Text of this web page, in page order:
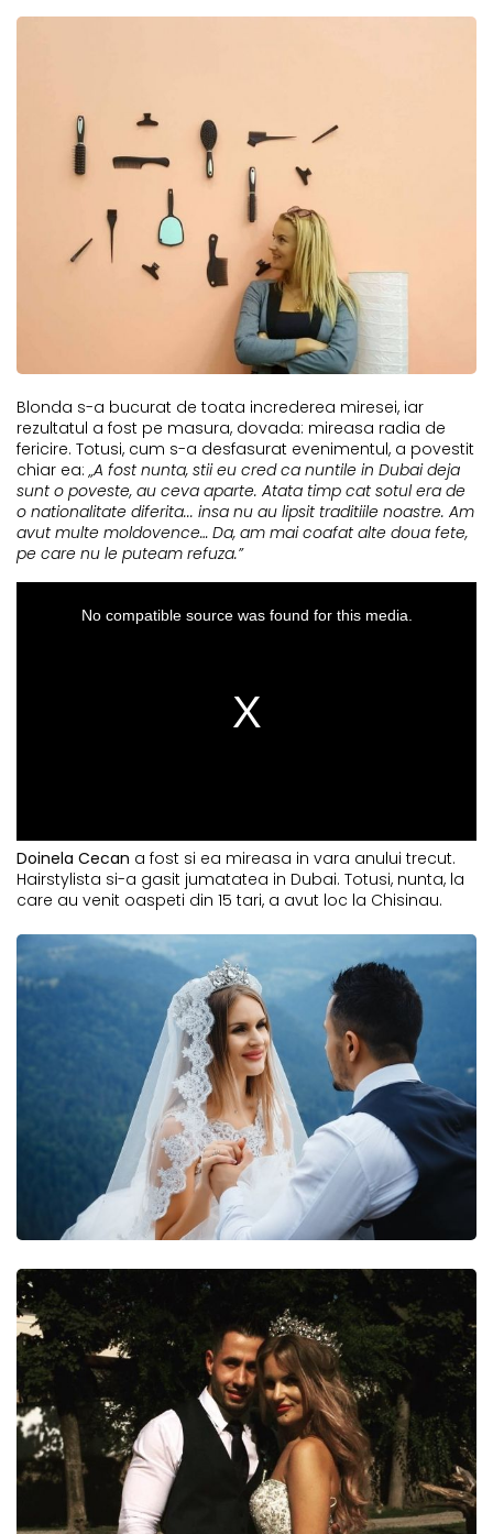
Blonda s-a bucurat de toata increderea miresei, iar
rezultatul a fost pe masura, dovada: mireasa radia de
fericire. Totusi, cum s-a desfasurat evenimentul, a povestit
chiar ea: „A fost nunta, stii eu cred ca nuntile in Dubai deja
sunt o poveste, au ceva aparte. Atata timp cat sotul era de
o nationalitate diferita... insa nu au lipsit traditiile noastre. Am
avut multe moldovence… Da, am mai coafat alte doua fete,
pe care nu le puteam refuza.”
Doinela Cecan a fost si ea mireasa in vara anului trecut.
Hairstylista si-a gasit jumatatea in Dubai. Totusi, nunta, la
care au venit oaspeti din 15 tari, a avut loc la Chisinau.